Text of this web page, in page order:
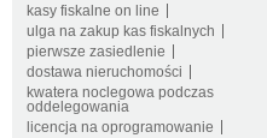
kasy fiskalne on line
ulga na zakup kas fiskalnych
pierwsze zasiedlenie
dostawa nieruchomości
kwatera noclegowa podczas
oddelegowania
licencja na oprogramowanie